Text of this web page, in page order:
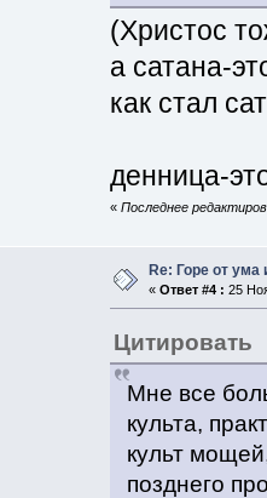
(Христос
а сатана-
как стал
денница-
« Последнее
Re: Горе от ума
« Ответ #4 : 25
Цитировать
Мне все
культа,
культ
позднего